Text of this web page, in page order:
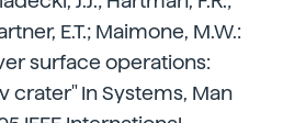
E.T.; Maimone, M.W.:
surface operations:
crater" In Systems, Man